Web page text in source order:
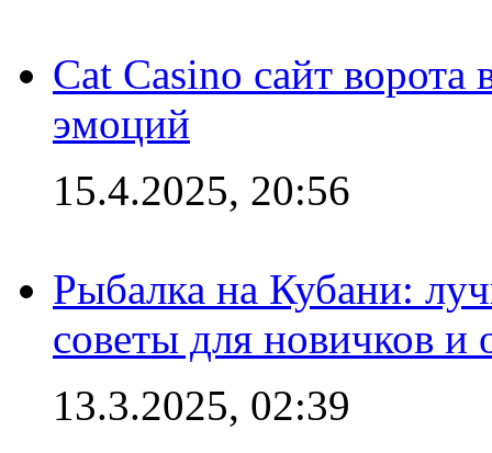
Cat Casino сайт
эмоций
15.4.2025, 20:56
Рыбалка на Кубани:
советы для новичков
13.3.2025, 02:39